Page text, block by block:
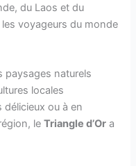
du Laos et du
voyageurs du monde
paysages naturels
locales
ou à en
leTriangle d’Or a